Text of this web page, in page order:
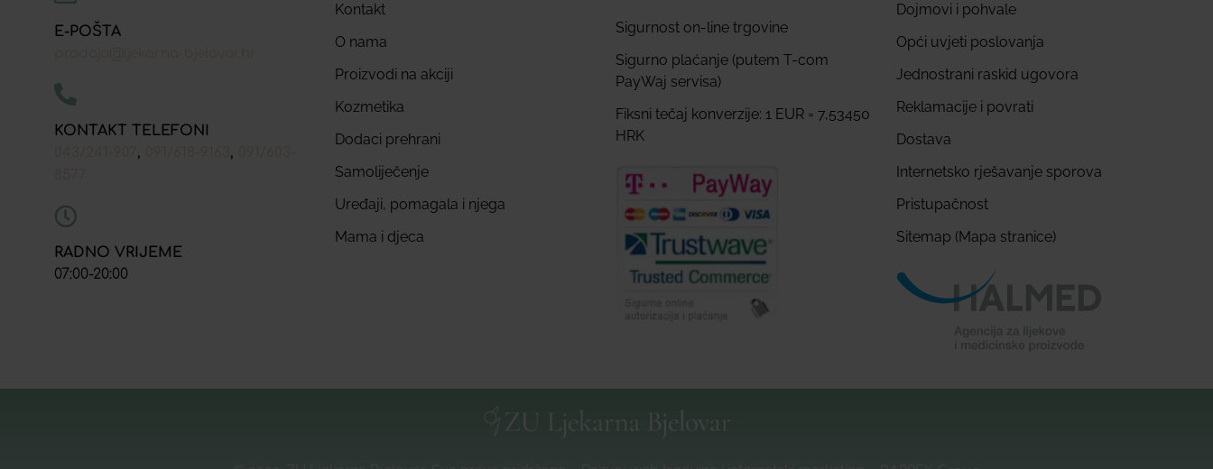
E-POŠTA
KONTAKT TELEFONI
, ,
RADNO VRIJEME
07:00-20:00
Kontakt
O nama
Proizvodi na akciji
Kozmetika
Dodaci prehrani
Samoliječenje
Uređaji, pomagala i njega
Mama i djeca
Sigurnost on-line trgovine
Sigurno plaćanje (putem T-com
PayWaj servisa)
Fiksni tečaj konverzije: 1 EUR = 7,53450
HRK
Dojmovi i pohvale
Opći uvjeti poslovanja
Jednostrani raskid ugovora
Reklamacije i povrati
Dostava
Internetsko rješavanje sporova
Pristupačnost
Sitemap (Mapa stranice)